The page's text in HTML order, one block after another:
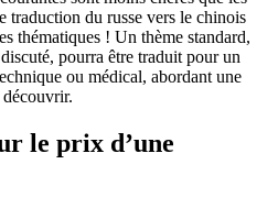
traduction du russe vers le chinois
thématiques ! Un thème standard,
pourra être traduit pour un
ou médical, abordant une
le prix d’une